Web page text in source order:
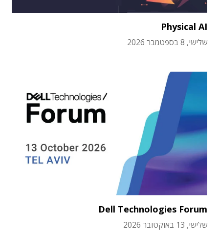
Physical AI
שלישי, 8 בספטמבר 2026
Dell Technologies Forum
שלישי, 13 באוקטובר 2026